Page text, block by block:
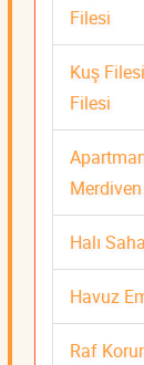
Filesi
Kuş
Filesi
Halı
Havuz
Raf